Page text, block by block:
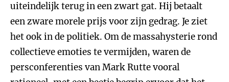
uiteindelijk terug in een zwart gat. Hij betaalt
een zware morele prijs voor zijn gedrag. Je ziet
het ook in de politiek. Om de massahysterie rond
collectieve emoties te vermijden, waren de
persconferenties van Mark Rutte vooral